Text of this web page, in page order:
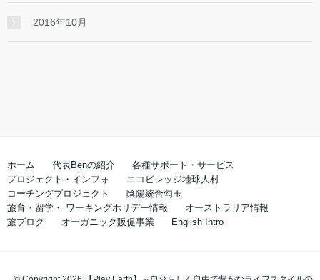
2016年10月
ホーム 代表Benの紹介
各種サポート・サービス
プロジェクト・インフォ
エコビレッジ地球人村
コーチングプロジェクト
陰陽統合勾玉
旅育・留学・ ワーキングホリデー情報
オーストラリア情報
旅ブログ
オーガニック販促事業 English Intro